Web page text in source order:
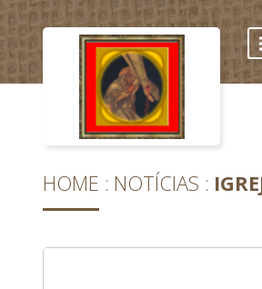
HOME NOTÍCIAS